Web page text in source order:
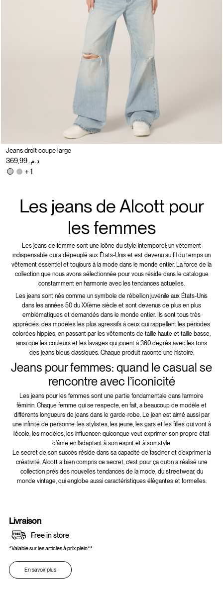
Jeans droit coupe large
د.م. 369,99
+ 1
Les jeans de Alcott pour
les femmes
Les jeans de femme sont une icône du style intemporel; un vêtement
indispensable qui a dépeuplé aux États-Unis et est devenu au fil du temps un
vêtement essentiel et toujours à la mode dans le monde entier. La force de la
collection que nous avons sélectionnée pour vous réside dans le catalogue
constamment en harmonie avec les tendances actuelles.
Les jeans sont nés comme un symbole de rébellion juvénile aux États-Unis
dans les années 50 du XXème siècle et sont devenus de plus en plus
emblématiques et demandés dans le monde entier. Ils sont tous très
appréciés: des modèles les plus agressifs à ceux qui rappellent les périodes
colorées hippies, en passant par les vêtements de taille haute et taille basse,
ainsi que les couleurs et les lavages qui jouent à 360 degrés avec les tons
des jeans bleus classiques. Chaque produit raconte une histoire.
Jeans pour femmes: quand le casual se
rencontre avec l’iconicité
Les jeans pour les femmes sont une partie fondamentale dans l’armoire
féminin. Chaque femme qui se respecte, en fait, a beaucoup de modèle et
différents longueurs de jeans dans le garde-robe. Le jean est aimé aussi par
une infinité de personne: les stylistes, les jeune, les gars et les filles qui vont à
l’école, les modèles, les influencer: quiconque veut exprimer son propre état
d'âme en l’adaptant à son esprit et à son style.
Le secret de son succès réside dans sa capacité de fasciner et d'exprimer la
créativité. Alcott a bien compris ce secret, c’est pour ça qu’on a réalisé une
collection près des nouvelles tendances de la mode, du streetwear, du
monde vintage, qui englobe aussi caractéristiques élégantes et formelles.
Livraison
Free in store
*Valable sur les articles à prix plein**
En savoir plus